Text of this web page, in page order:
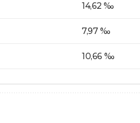
14,62 ‰
7,97 ‰
10,66 ‰